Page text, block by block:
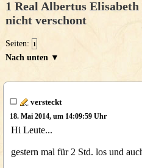
1 Real Albertus
nicht verschont
Seiten: 1
Nach unten ▼
versteckt
18. Mai 2014, um 14:09:59 Uhr
Hi Leute...
gestern mal für 2 Std. los und